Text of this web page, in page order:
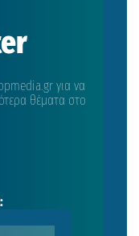
για να
θέματα στο